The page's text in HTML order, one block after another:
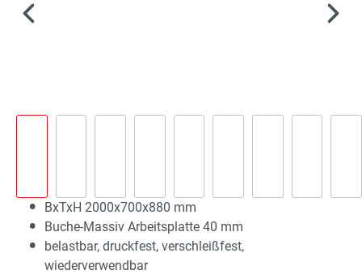
BxTxH 2000x700x880 mm
Buche-Massiv Arbeitsplatte 40 mm
belastbar, druckfest, verschleißfest,
wiederverwendbar